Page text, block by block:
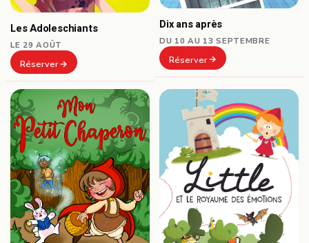
Les Adoleschiants
LE 29 AOÛT
Réserver
Dix ans après
DU 10 AU 13 SEPTEMBRE
Réserver